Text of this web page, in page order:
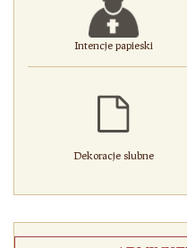
Intencje papieski
Dekoracje slubne